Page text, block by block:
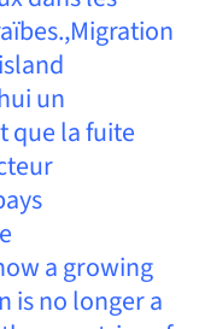
un
que la fuite
a growing
is no longer a